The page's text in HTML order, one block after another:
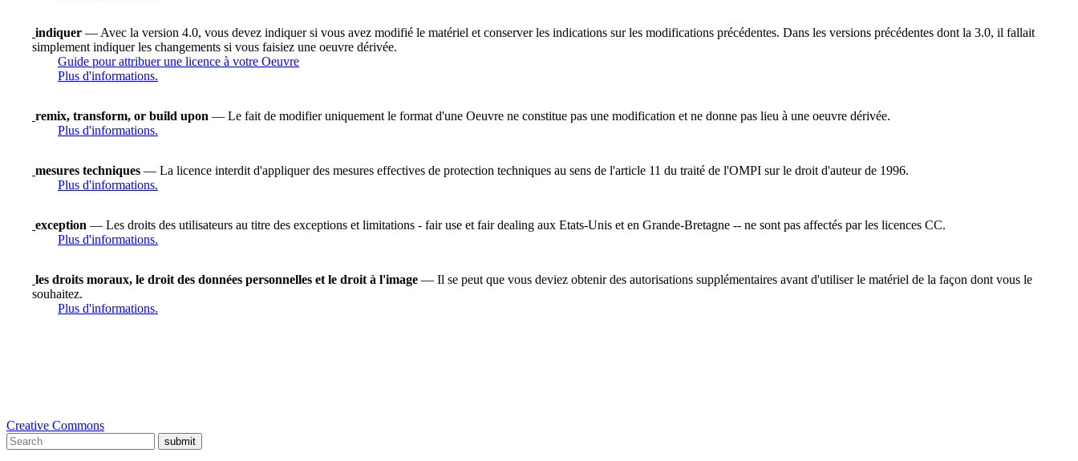
indiquer — Avec la version 4.0, vous devez indiquer si vous avez modifié le matériel et conserver les indications sur les modifications précédentes. Dans les versions précédentes dont la 3.0, il fallait
simplement indiquer les changements si vous faisiez une oeuvre dérivée.
Guide pour attribuer une licence à votre Oeuvre
Plus d'informations.
remix, transform, or build upon — Le fait de modifier uniquement le format d'une Oeuvre ne constitue pas une modification et ne donne pas lieu à une oeuvre dérivée.
Plus d'informations.
mesures techniques — La licence interdit d'appliquer des mesures effectives de protection techniques au sens de l'article 11 du traité de l'OMPI sur le droit d'auteur de 1996.
Plus d'informations.
exception — Les droits des utilisateurs au titre des exceptions et limitations - fair use et fair dealing aux Etats-Unis et en Grande-Bretagne -- ne sont pas affectés par les licences CC.
Plus d'informations.
les droits moraux, le droit des données personnelles et le droit à l'image — Il se peut que vous deviez obtenir des autorisations supplémentaires avant d'utiliser le matériel de la façon dont vous le
souhaitez.
Plus d'informations.
Creative Commons
submit